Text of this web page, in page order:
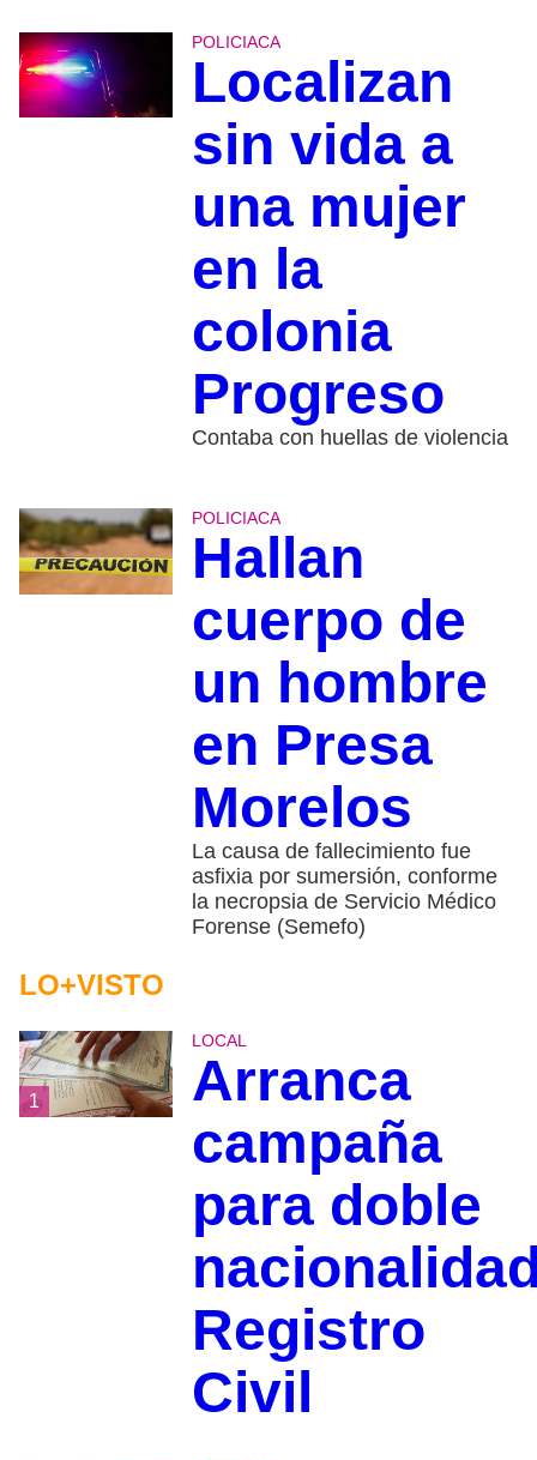
POLICIACA
Localizan
sin vida a
una mujer
en la
colonia
Progreso
Contaba con huellas de violencia
POLICIACA
Hallan
cuerpo de
un hombre
en Presa
Morelos
La causa de fallecimiento fue
asfixia por sumersión, conforme
la necropsia de Servicio Médico
Forense (Semefo)
LO+VISTO
1
LOCAL
Arranca
campaña
para doble
Registro
Civil